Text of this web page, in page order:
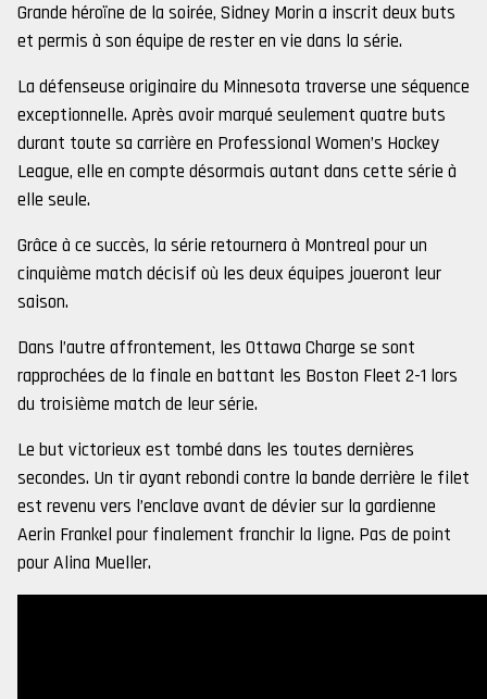
Grande héroïne de la soirée, Sidney Morin a inscrit deux buts
et permis à son équipe de rester en vie dans la série.
La défenseuse originaire du Minnesota traverse une séquence
exceptionnelle. Après avoir marqué seulement quatre buts
durant toute sa carrière en Professional Women’s Hockey
League, elle en compte désormais autant dans cette série à
elle seule.
Grâce à ce succès, la série retournera à Montreal pour un
cinquième match décisif où les deux équipes joueront leur
saison.
Dans l’autre affrontement, les Ottawa Charge se sont
rapprochées de la finale en battant les Boston Fleet 2-1 lors
du troisième match de leur série.
Le but victorieux est tombé dans les toutes dernières
secondes. Un tir ayant rebondi contre la bande derrière le filet
est revenu vers l’enclave avant de dévier sur la gardienne
Aerin Frankel pour finalement franchir la ligne. Pas de point
pour Alina Mueller.